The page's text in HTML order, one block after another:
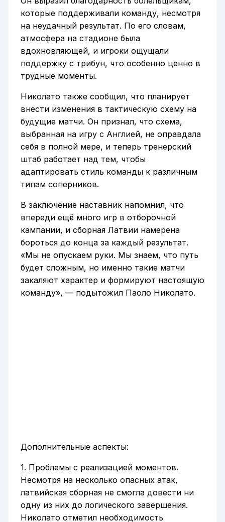
которые поддерживали команду, несмотря
на неудачный результат. По его словам,
атмосфера на стадионе была
вдохновляющей, и игроки ощущали
поддержку с трибун, что особенно ценно в
трудные моменты.
Николато также сообщил, что планирует
внести изменения в тактическую схему на
будущие матчи. Он признал, что схема,
выбранная на игру с Англией, не оправдала
себя в полной мере, и теперь тренерский
штаб работает над тем, чтобы
адаптировать стиль команды к различным
типам соперников.
В заключение наставник напомнил, что
впереди ещё много игр в отборочной
кампании, и сборная Латвии намерена
бороться до конца за каждый результат.
«Мы не опускаем руки. Мы знаем, что путь
будет сложным, но именно такие матчи
закаляют характер и формируют настоящую
команду», — подытожил Паоло Николато.
Дополнительные аспекты:
1. Проблемы с реализацией моментов.
Несмотря на несколько опасных атак,
латвийская сборная не смогла довести ни
одну из них до логического завершения.
Николато отметил необходимость